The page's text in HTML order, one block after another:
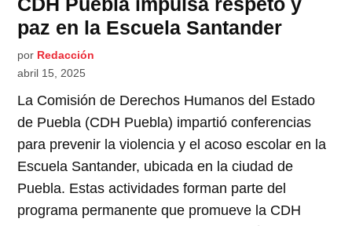
paz en la Escuela Santander
por Redacción
abril 15, 2025
La Comisión de Derechos Humanos del Estado
de Puebla (CDH Puebla) impartió conferencias
para prevenir la violencia y el acoso escolar en la
Escuela Santander, ubicada en la ciudad de
Puebla. Estas actividades forman parte del
programa permanente que promueve la CDH